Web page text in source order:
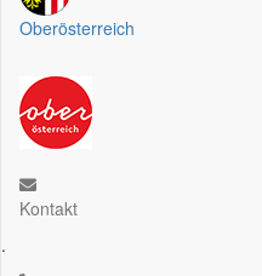
Oberösterreich
Kontakt
.